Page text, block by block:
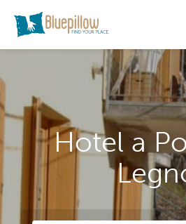
Hotel a